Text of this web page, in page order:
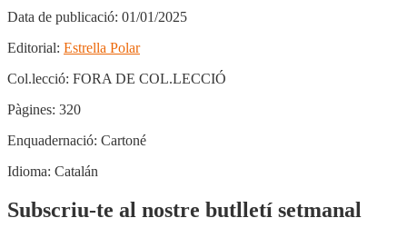
Data de publicació: 01/01/2025
Editorial: Estrella Polar
Col.lecció: FORA DE COL.LECCIÓ
Pàgines: 320
Enquadernació: Cartoné
Idioma: Catalán
Subscriu-te al nostre butlletí setmanal